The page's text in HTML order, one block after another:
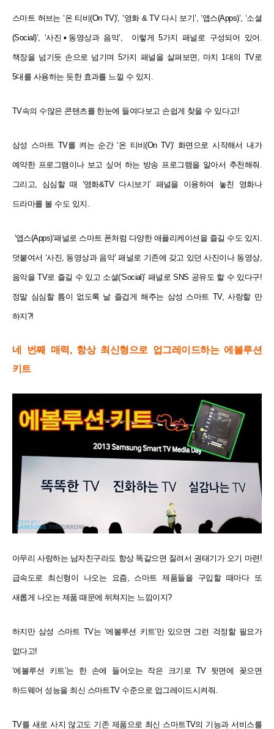
스마트 허브는 ‘온 티비(On TV)’, ‘영화 & TV 다시 보기’, ‘앱스(Apps)’, ‘소셜
(Social)’, ‘사진▪동영상과 음악’, 이렇게5가지 패널로 구성되어 있어.
책장을 넘기듯 손으로 넘기며 5가지 패널을 살펴보면, 마치 1대의 TV로
5대를 사용하는 듯한 효과를 느낄 수 있지.
TV속의 수많은 콘텐츠를 한눈에 들여다보고 손쉽게 찾을 수 있다고!
삼성 스마트 TV를 켜는 순간 ‘온 티비(On TV)’ 화면으로 시작해서 내가
예약한 프로그램이나 보고 싶어 하는 방송 프로그램을 알아서 추천해줘.
그리고, 심심할 때 ‘영화&TV 다시보기’ 패널을 이용하여 놓친 영화나
드라마를 볼 수도 있지.
‘앱스(Apps)’패널로 스마트 폰처럼 다양한 애플리케이션을 즐길 수도 있지.
덧붙여서 ‘사진, 동영상과 음악’ 패널로 기존에 갖고 있던 사진이나 동영상,
음악을 TV로 즐길 수 있고 소셜(‘Social)’ 패널로 SNS 공유도 할 수 있다구!
정말 심심할 틈이 없도록 날 즐겁게 해주는 삼성 스마트 TV, 사랑할 만
하지?!
네 번째 매력, 항상 최신형으로 업그레이드하는 에볼루션
키트
아무리 사랑하는 남자친구라도 항상 똑같으면 질려서 권태기가 오기 마련!
급속도로 최신형이 나오는 요즘, 스마트제품들을 구입할 때마다 또
새롭게 나오는 제품 때문에 뒤쳐지는 느낌이지?
하지만 삼성 스마트 TV는 ‘에볼루션 키트’만 있으면 그런 걱정할 필요가
없다고!
‘에볼루션 키트’는 한 손에 들어오는 작은 크기로 TV 뒷면에 꽂으면
하드웨어 성능을 최신 스마트TV 수준으로 업그레이드시켜줘.
TV를 새로 사지 않고도 기존 제품으로 최신 스마트TV의 기능과 서비스를